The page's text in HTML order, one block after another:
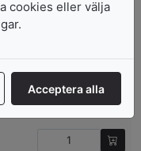
ml
ml
cookies eller välja
Acceptera alla